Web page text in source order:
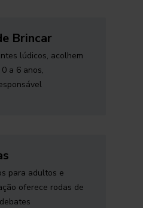
Brincar
lúdicos, acolhem
a 6 anos,
para adultos e
oferece rodas de